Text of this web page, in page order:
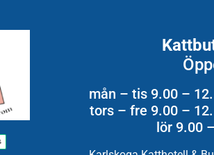
mån – tis 9.00 –
tors – fre 9.00 –
lör 9.00